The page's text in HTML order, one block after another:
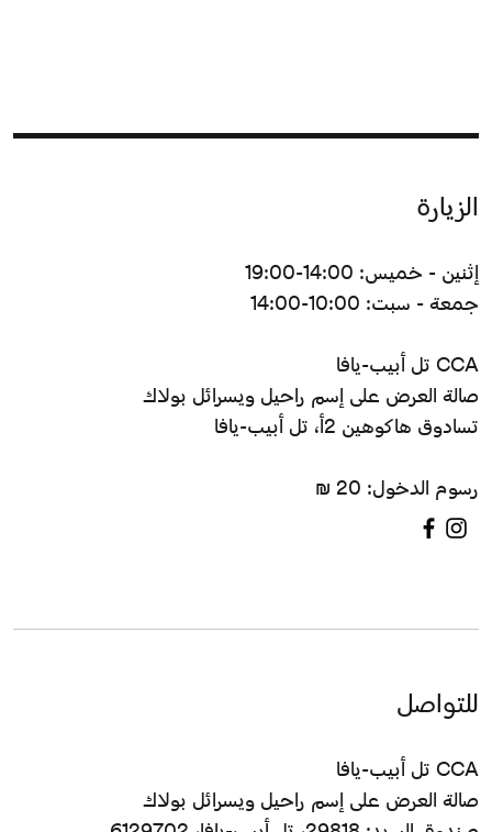
الزيارة
إثنين - خميس: 14:00-19:00
جمعة - سبت: 10:00-14:00
CCA تل أبيب-يافا
صالة العرض على إسم راحيل ويسرائل بولاك
تسادوق هاكوهين 2أ، تل أبيب-يافا
رسوم الدخول: 20 ₪
للتواصل
CCA تل أبيب-يافا
صالة العرض على إسم راحيل ويسرائل بولاك